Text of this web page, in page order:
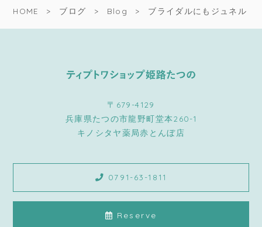
HOME ブログ Blog ブライダルにもジュネル
〒679-4129
兵庫県たつの市龍野町堂本260-1
キノシタヤ薬局赤とんぼ店
0791-63-1811
Reserve